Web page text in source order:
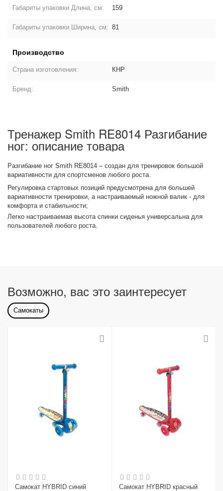
Габариты упаковки Длина, см: 159
Габариты упаковки Ширина, см: 81
Производство
Страна изготовления: КНР
Бренд: Smith
Тренажер Smith RE8014 Разгибание
ног: описание товара
Разгибание ног Smith RE8014 – создан для тренировок большой
вариативности для спортсменов любого роста.
Регулировка стартовых позиций предусмотрена для большей
вариативности тренировки, а настраиваемый ножной валик - для
комфорта и стабильности;
Легко настраиваемая высота спинки сиденья универсальна для
пользователей любого роста.
Возможно, вас это заинтересует
Самокаты
Самокат HYBRID синий Самокат HYBRID красный